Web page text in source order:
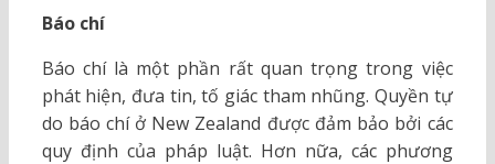
Báo chí
Báo chí là một phần rất quan trọng trong việc
phát hiện, đưa tin, tố giác tham nhũng. Quyền tự
do báo chí ở New Zealand được đảm bảo bởi các
quy định của pháp luật. Hơn nữa, các phương